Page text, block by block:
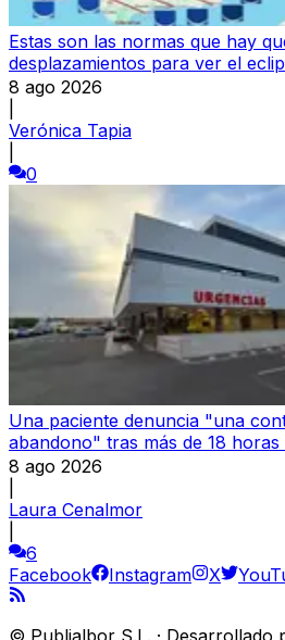
Estas son las normas que hay
desplazamientos para ver el
8 ago 2026
Verónica Tapia
0
Una paciente denuncia "una
abandono" tras más de 18 horas
8 ago 2026
Laura Cenalmor
6
Facebook
Instagram X
© Publialbor S.L. · Desarrollado